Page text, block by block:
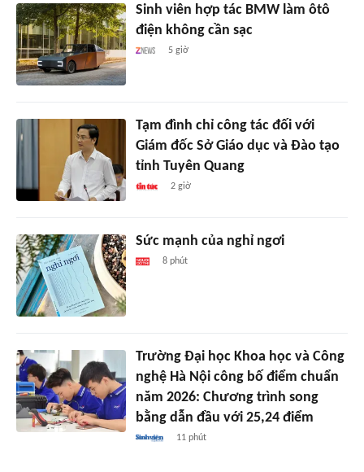
Sinh viên hợp tác BMW làm ôtô
điện không cần sạc
5 giờ
Tạm đình chỉ công tác đối với
Giám đốc Sở Giáo dục và Đào tạo
tỉnh Tuyên Quang
2 giờ
Sức mạnh của nghỉ ngơi
8 phút
Trường Đại học Khoa học và Công
nghệ Hà Nội công bố điểm chuẩn
năm 2026: Chương trình song
bằng dẫn đầu với 25,24 điểm
11 phút